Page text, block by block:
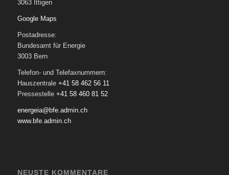
3063 Ittigen
Google Maps
Postadresse:
Bundesamt für Energie
3003 Bern
Telefon- und Telefaxnummern:
Hauszentrale +41 58 462 56 11
Pressestelle +41 58 460 81 52
energeia@bfe.admin.ch
www.bfe.admin.ch
NEUSTE KOMMENTARE